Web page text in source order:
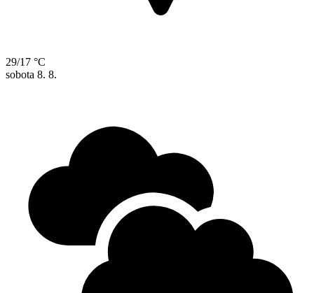
29/17 °C
sobota 8. 8.